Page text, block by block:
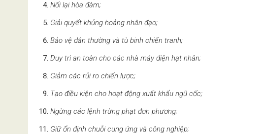
Nối lại hòa đàm;
Giải quyết khủng hoảng nhân đạo;
Bảo vệ dân thường và tù binh chiến tranh;
Duy trì an toàn cho các nhà máy điện hạt nhân;
Giảm các rủi ro chiến lược;
Tạo điều kiện cho hoạt động xuất khẩu ngũ cốc;
Ngừng các lệnh trừng phạt đơn phương;
Giữ ổn định chuỗi cung ứng và công nghiệp;